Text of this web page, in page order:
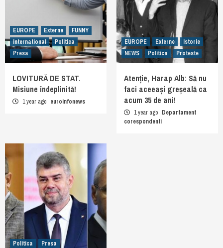
EUROPE Externe
FUNNY
International
Politica
Presa
LOVITURĂ DE STAT.
Misiune îndeplinită!
1 year ago euroinfonews
EUROPE Externe
Istorie
NEWS
Politica Proteste
Atenție, Harap Alb: Să nu
faci aceeași greșeală ca
acum 35 de ani!
1 year ago Departament
corespondenti
Politica Presa